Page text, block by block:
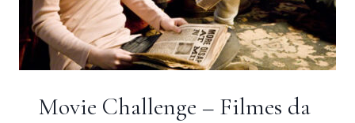
Movie Challenge – Filmes da